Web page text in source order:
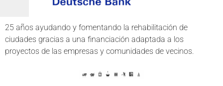
25 años ayudando y fomentando la rehabilitación de
ciudades gracias a una financiación adaptada a los
proyectos de las empresas y comunidades de vecinos.